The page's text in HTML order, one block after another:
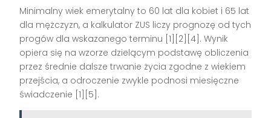
Minimalny wiek emerytalny to 60 lat dla kobiet i 65 lat
dla mężczyzn, a kalkulator ZUS liczy prognozę od tych
progów dla wskazanego terminu [1][2][4]. Wynik
opiera się na wzorze dzielącym podstawę obliczenia
przez średnie dalsze trwanie życia zgodne z wiekiem
przejścia, a odroczenie zwykle podnosi miesięczne
świadczenie [1][5].